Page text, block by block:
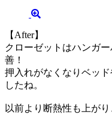
【After】
クローゼットはハンガ
善！
押入れがなくなりベッ
したね。
以前より断熱性も上が